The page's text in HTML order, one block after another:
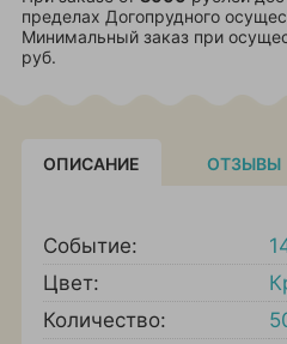
пределах Догопрудного
Минимальный заказ при
руб.
ОПИСАНИЕ ОТЗЫВЫ
Событие:
Цвет:
Количество: